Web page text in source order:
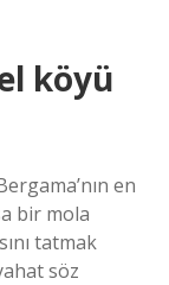
köyü
en
bir mola
tatmak
söz